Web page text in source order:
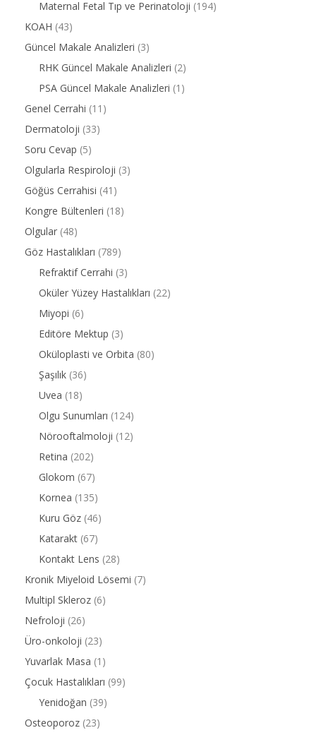
Maternal Fetal Tıp ve Perinatoloji (194)
KOAH (43)
Güncel Makale Analizleri (3)
RHK Güncel Makale Analizleri (2)
PSA Güncel Makale Analizleri (1)
Genel Cerrahi (11)
Dermatoloji (33)
Soru Cevap (5)
Olgularla Respiroloji (3)
Göğüs Cerrahisi (41)
Kongre Bültenleri (18)
Olgular (48)
Göz Hastalıkları (789)
Refraktif Cerrahi (3)
Oküler Yüzey Hastalıkları (22)
Miyopi (6)
Editöre Mektup (3)
Oküloplasti ve Orbita (80)
Şaşılık (36)
Uvea (18)
Olgu Sunumları (124)
Nörooftalmoloji (12)
Retina (202)
Glokom (67)
Kornea (135)
Kuru Göz (46)
Katarakt (67)
Kontakt Lens (28)
Kronik Miyeloid Lösemi (7)
Multipl Skleroz (6)
Nefroloji (26)
Üro-onkoloji (23)
Yuvarlak Masa (1)
Çocuk Hastalıkları (99)
Yenidoğan (39)
Osteoporoz (23)